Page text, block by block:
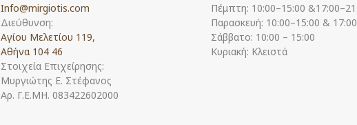
Info@mirgiotis.com
Διεύθυνση:
Αγίου Μελετίου 119,
Αθήνα 104 46
Στοιχεία Επιχείρησης:
Μυργιώτης Ε. Στέφανος
Αρ. Γ.Ε.ΜΗ. 083422602000
Πέμπτη: 10:00–15:00
Παρασκευή: 10:00–15:00 &
Σάββατο: 10:00 – 15:00
Κυριακή: Κλειστά